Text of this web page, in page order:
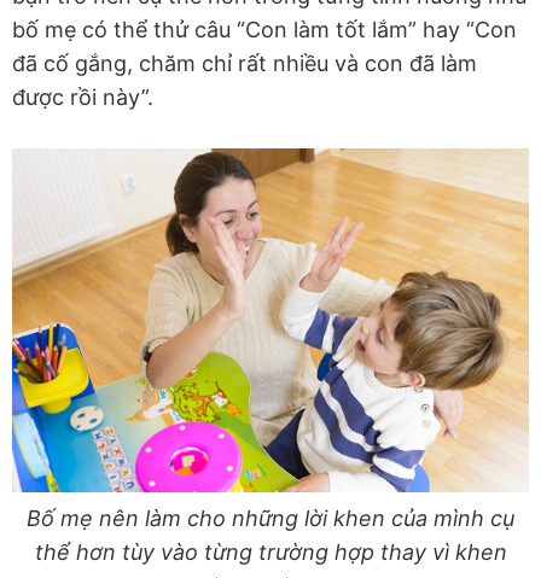
bố mẹ có thể thử câu “Con làm tốt lắm” hay “Con
đã cố gắng, chăm chỉ rất nhiều và con đã làm
được rồi này”.
Bố mẹ nên làm cho những lời khen của mình cụ
thể hơn tùy vào từng trường hợp thay vì khen